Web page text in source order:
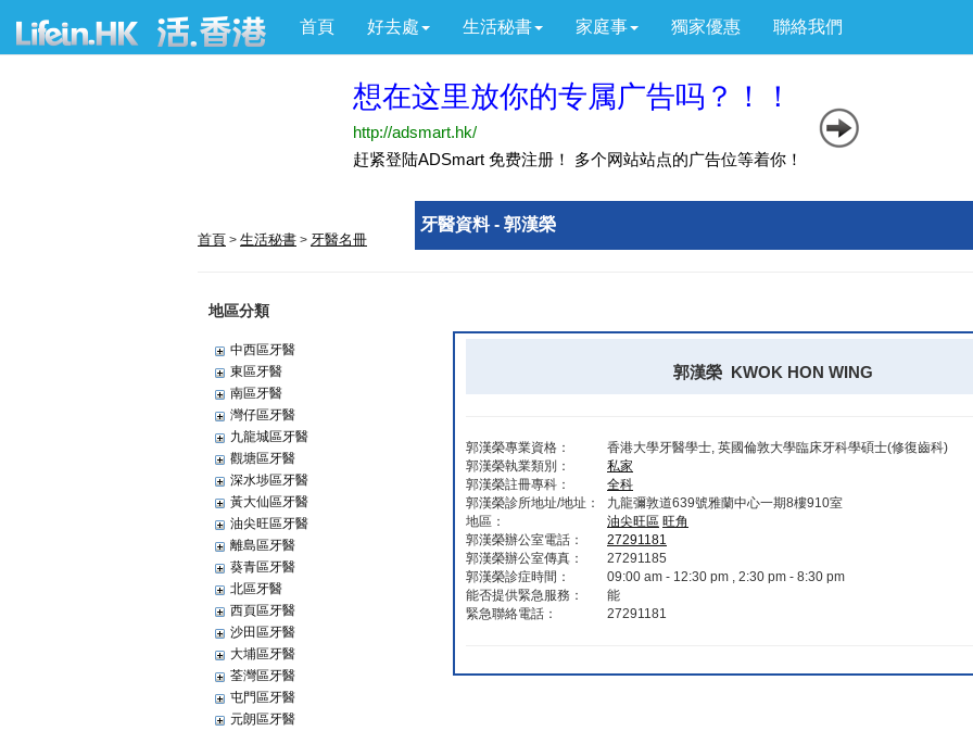
首頁 好去處 生活秘書 家庭事 獨家優惠 聯絡我們
首頁 > 生活秘書 > 牙醫名冊
地區分類
中西區牙醫
東區牙醫
南區牙醫
灣仔區牙醫
九龍城區牙醫
觀塘區牙醫
深水埗區牙醫
黃大仙區牙醫
油尖旺區牙醫
離島區牙醫
葵青區牙醫
北區牙醫
西頁區牙醫
沙田區牙醫
大埔區牙醫
荃灣區牙醫
屯門區牙醫
元朗區牙醫
牙醫資料 - 郭漢榮
郭漢榮 KWOK HON WING
郭漢榮專業資格：
香港大學牙醫學士, 英國倫敦大學臨床牙科學碩士(修復齒科)
郭漢榮執業類別：
私家
郭漢榮註冊專科：
全科
郭漢榮診所地址/地址：
九龍彌敦道639號雅蘭中心一期8樓910室
地區：
油尖旺區 旺角
郭漢榮辦公室電話：
27291181
郭漢榮辦公室傳真：
27291185
郭漢榮診症時間：
09:00 am - 12:30 pm , 2:30 pm - 8:30 pm
能否提供緊急服務：
能
緊急聯絡電話：
27291181